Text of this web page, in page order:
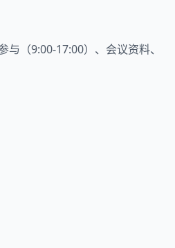
与（9:00-17:00）、会议资料、